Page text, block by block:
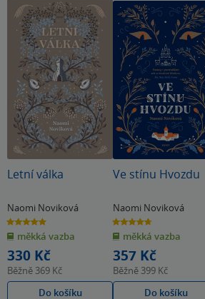
Letní válka
Naomi Noviková
5.0
z
5
hvězdiček
měkká vazba
330 Kč
Běžně 369 Kč
Do košíku
Ve stínu Hvozdu
Naomi Noviková
4.7
z
5
hvězdiček
měkká vazba
357 Kč
Běžně 399 Kč
Do košíku